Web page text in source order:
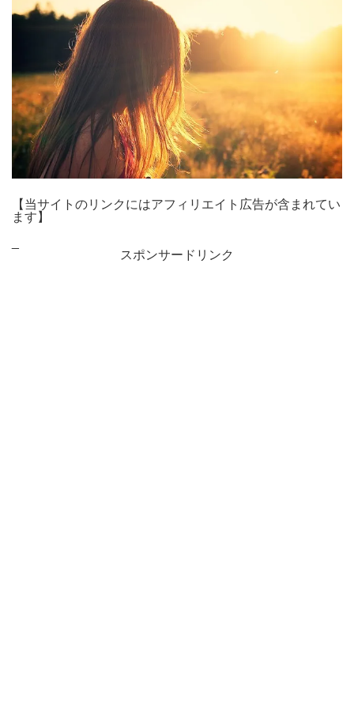
【当サイトのリンクにはアフィリエイト広告が含まれてい
ます】
スポンサードリンク